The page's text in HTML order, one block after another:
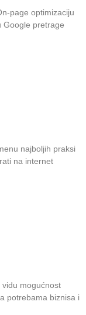
page optimizaciju
Google pretrage
najboljih praksi
na internet
mogućnost
potrebama biznisa i